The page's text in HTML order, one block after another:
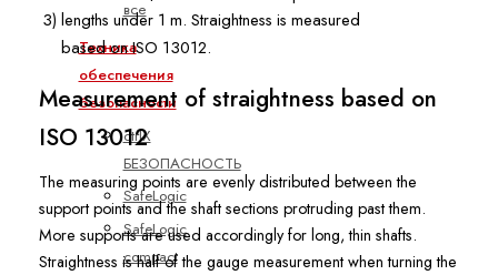
все
Техника
обеспечения
безопасности
ctrlX
БЕЗОПАСНОСТЬ
SafeLogic
SafeLogic
compact
3) lengths under 1 m. Straightness is measured
based on ISO 13012.
Measurement of straightness based on
ISO 13012
The measuring points are evenly distributed between the
support points and the shaft sections protruding past them.
More supports are used accordingly for long, thin shafts.
Straightness is half of the gauge measurement when turning the